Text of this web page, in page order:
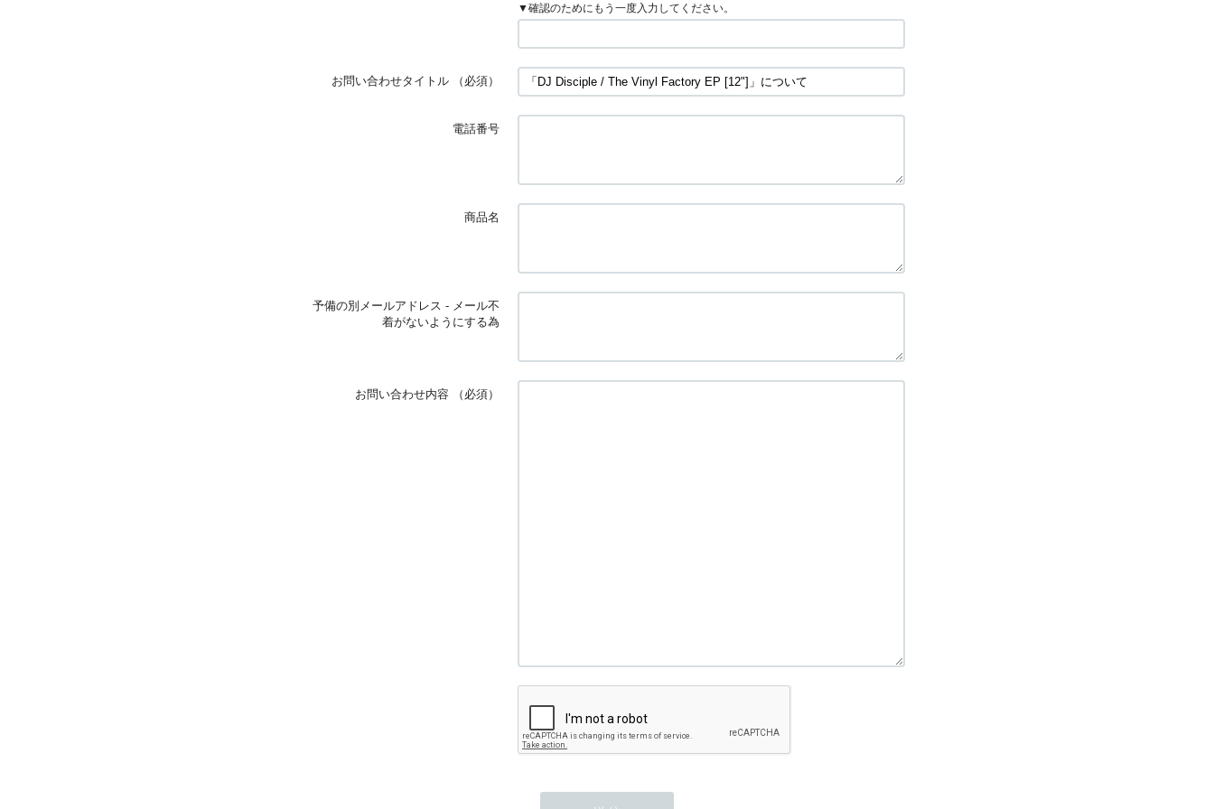
▼確認のためにもう一度入力してください。
お問い合わせタイトル （必須）
電話番号
商品名
予備の別メールアドレス - メール不
着がないようにする為
お問い合わせ内容 （必須）